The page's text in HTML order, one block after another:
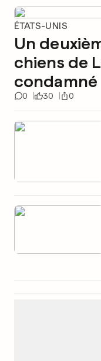
ÉTATS-UNIS
Un
chiens de
condamné
0 30 0